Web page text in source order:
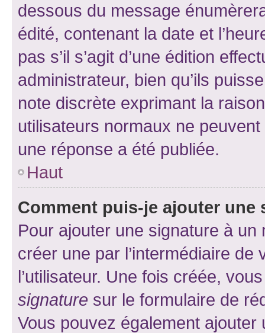
dessous du message
édité, contenant la date et
pas s’il s’agit d’une édition
administrateur, bien qu’ils
note discrète exprimant la
utilisateurs normaux ne
une réponse a été publiée.
Haut
Comment puis-je ajouter une
Pour ajouter une signature à un
créer une par l’intermédiaire
l’utilisateur. Une fois créée,
signature sur le formulaire de
Vous pouvez également